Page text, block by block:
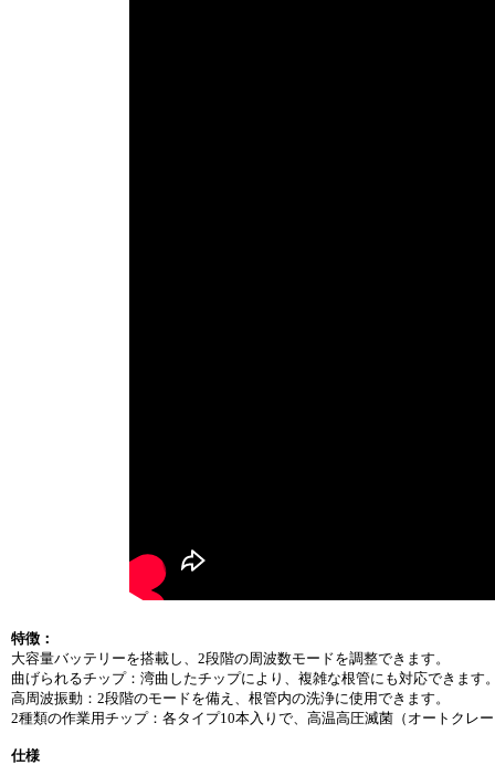
特徴：
大容量バッテリーを搭載し、2段階の周波数モードを調整できます。
曲げられるチップ：湾曲したチップにより、複雑な根管にも対応できます
高周波振動：2段階のモードを備え、根管内の洗浄に使用できます。
2種類の作業用チップ：各タイプ10本入りで、高温高圧滅菌（オートクレ
仕様